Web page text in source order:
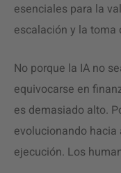
esenciales para la
escalación y la
No porque la IA no
equivocarse en
es demasiado alto.
evolucionando
ejecución. Los